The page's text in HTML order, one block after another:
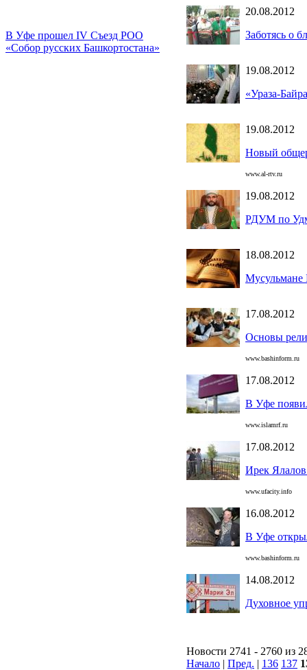
В Уфе прошел IV Съезд РОО
«Собор русских Башкортостана»
20.08.2012
Заботясь о
19.08.2012
«Ураза-
19.08.2012
Новый
www.al-rtv.ru
19.08.2012
РДУМ по
18.08.2012
Мусульмане
17.08.2012
Основы
www.bashinform.ru
17.08.2012
В Уфе
www.islamrf.ru
17.08.2012
Ирек
www.ufacity.info
16.08.2012
В Уфе
www.bashinform.ru
14.08.2012
Духовное
Новости 2741 - 2760 из
Начало | Пред. | 136 137